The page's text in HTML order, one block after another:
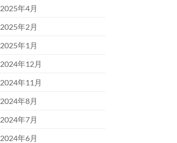
2025年4月
2025年2月
2025年1月
2024年12月
2024年11月
2024年8月
2024年7月
2024年6月